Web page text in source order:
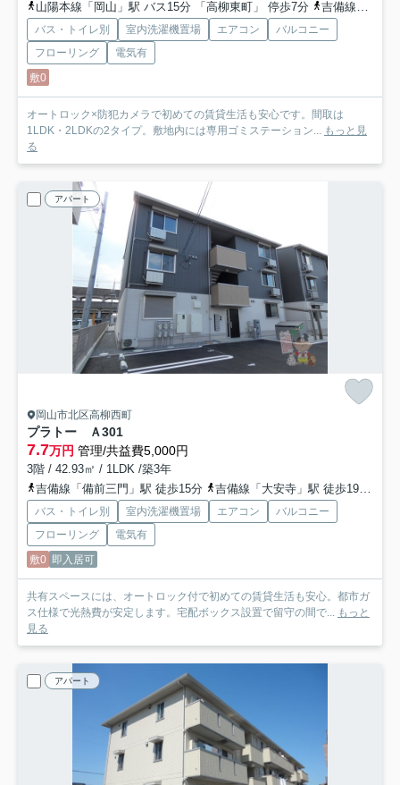
山陽本線「岡山」駅 バス15分 「高柳東町」 停歩7分
吉備線「備前三門」駅 徒歩15分
バス・トイレ別 室内洗濯機置場 エアコン
バルコニー
フローリング
電気有
敷0
オートロック×防犯カメラで初めての賃貸生活も安心です。間取は
1LDK・2LDKの2タイプ。敷地内には専用ゴミステーション... もっと見
る
アパート
岡山市北区高柳西町
プラトー Ａ301
7.7万円 管理/共益費5,000円
3階 / 42.93㎡ / 1LDK /築3年
吉備線「備前三門」駅 徒歩15分
吉備線「大安寺」駅 徒歩19分
バス・トイレ別 室内洗濯機置場 エアコン
バルコニー
フローリング
電気有
敷0 即入居可
共有スペースには、オートロック付で初めての賃貸生活も安心。都市ガ
ス仕様で光熱費が安定します。宅配ボックス設置で留守の間で... もっと
見る
アパート